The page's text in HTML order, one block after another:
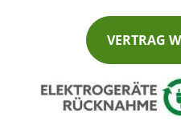
VERTRAG